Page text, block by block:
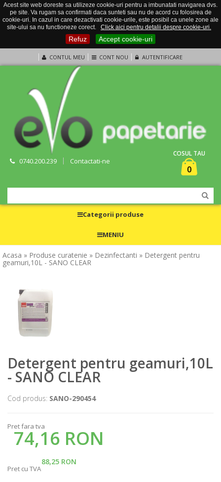
Acest site web doreste sa utilizeze cookie-uri pentru a imbunatati navigarea dvs.
pe site. Va rugam sa confirmati daca sunteti sau nu de acord cu folosirea de
cookie-uri. In cazul in care dezactivati cookie-urile, este posibil ca unele zone ale
site-ului sa nu functioneze corect.
Click aici pentru detalii despre cookie-uri.
Refuz Accept cookie-uri
CONTUL MEU CONT NOU AUTENTIFICARE
0740.200.239 Contactati-ne
COSUL TAU
0
Categorii produse
MENIU
Acasa » Produse curatenie » Dezinfectanti » Detergent pentru
geamuri,10L - SANO CLEAR
Detergent pentru geamuri,10L
- SANO CLEAR
Cod produs: SANO-290454
Pret fara tva
74,16 RON
88,25 RON
Pret cu TVA